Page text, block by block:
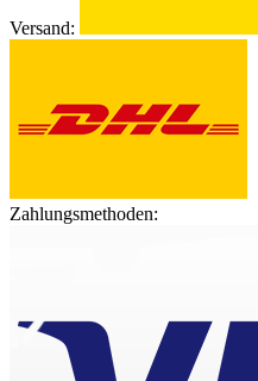
Versand:
Zahlungsmethoden: